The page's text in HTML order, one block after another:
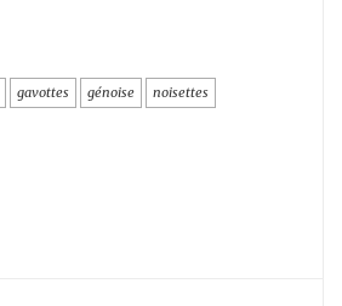
gavottes génoise noisettes